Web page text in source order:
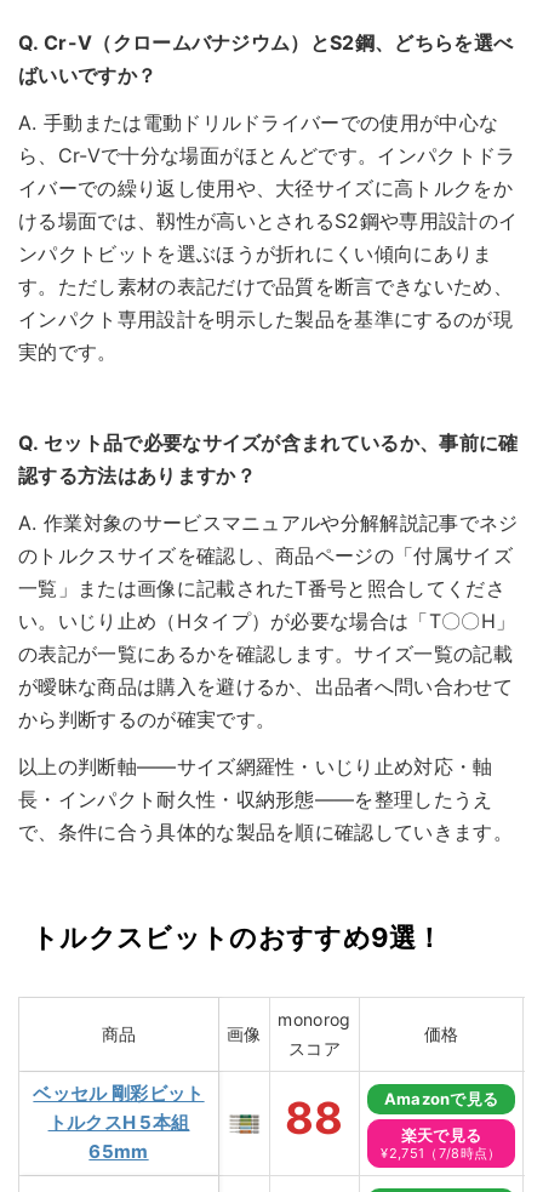
Q. Cr-V（クロームバナジウム）とS2鋼、どちらを選べ
ばいいですか？
A. 手動または電動ドリルドライバーでの使用が中心な
ら、Cr-Vで十分な場面がほとんどです。インパクトドラ
イバーでの繰り返し使用や、大径サイズに高トルクをか
ける場面では、靱性が高いとされるS2鋼や専用設計のイ
ンパクトビットを選ぶほうが折れにくい傾向にありま
す。ただし素材の表記だけで品質を断言できないため、
インパクト専用設計を明示した製品を基準にするのが現
実的です。
Q. セット品で必要なサイズが含まれているか、事前に確
認する方法はありますか？
A. 作業対象のサービスマニュアルや分解解説記事でネジ
のトルクスサイズを確認し、商品ページの「付属サイズ
一覧」または画像に記載されたT番号と照合してくださ
い。いじり止め（Hタイプ）が必要な場合は「T〇〇H」
の表記が一覧にあるかを確認します。サイズ一覧の記載
が曖昧な商品は購入を避けるか、出品者へ問い合わせて
から判断するのが確実です。
以上の判断軸——サイズ網羅性・いじり止め対応・軸
長・インパクト耐久性・収納形態——を整理したうえ
で、条件に合う具体的な製品を順に確認していきます。
トルクスビットのおすすめ9選！
商品 画像
monorog
スコア
価格
ベッセル 剛彩ビット
トルクスH 5本組
65mm
88
Amazonで見る
楽天で見る
¥2,751（7/8時点）